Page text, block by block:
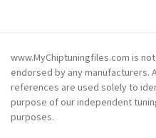
www.MyChiptuningfiles.com is
endorsed by any manufacturers.
references are used solely to
purpose of our independent
purposes.